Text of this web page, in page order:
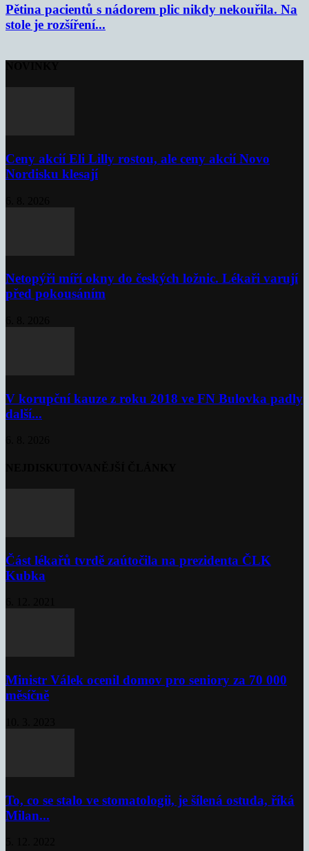
Pětina pacientů s nádorem plic nikdy nekouřila. Na
stole je rozšíření...
Ceny akcií Eli Lilly rostou, ale ceny akcií Novo
Nordisku klesají
Netopýři míří okny do českých ložnic. Lékaři varují
před pokousáním
V korupční kauze z roku 2018 ve FN Bulovka padly
další...
Část lékařů tvrdě zaútočila na prezidenta ČLK
Kubka
Ministr Válek ocenil domov pro seniory za 70 000
měsíčně
To, co se stalo ve stomatologii, je šílená ostuda, říká
Milan...